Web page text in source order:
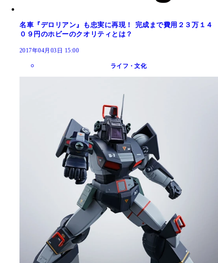
名車『デロリアン』も忠実に再現！ 完成まで費用２３万１４
０９円のホビーのクオリティとは？
2017年04月03日 15:00
ライフ・文化